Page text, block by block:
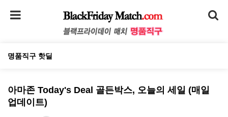
명품직구 핫딜
아마존 Today's Deal 골든박스, 오늘의 세일 (매일
업데이트)